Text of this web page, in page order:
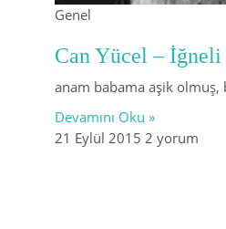
Genel
Can Yücel –
anam babama aşik
Devamını Oku »
21 Eylül 2015 2 yorum